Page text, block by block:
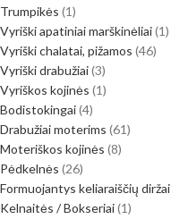
Trumpikės 1
Vyriški apatiniai marškinėliai 1
Vyriški chalatai, pižamos 46
Vyriški drabužiai 3
Vyriškos kojinės 1
Bodistokingai 4
Drabužiai moterims 61
Moteriškos kojinės 8
Pėdkelnės 26
Formuojantys keliaraiščių diržai
Kelnaitės / Bokseriai 1